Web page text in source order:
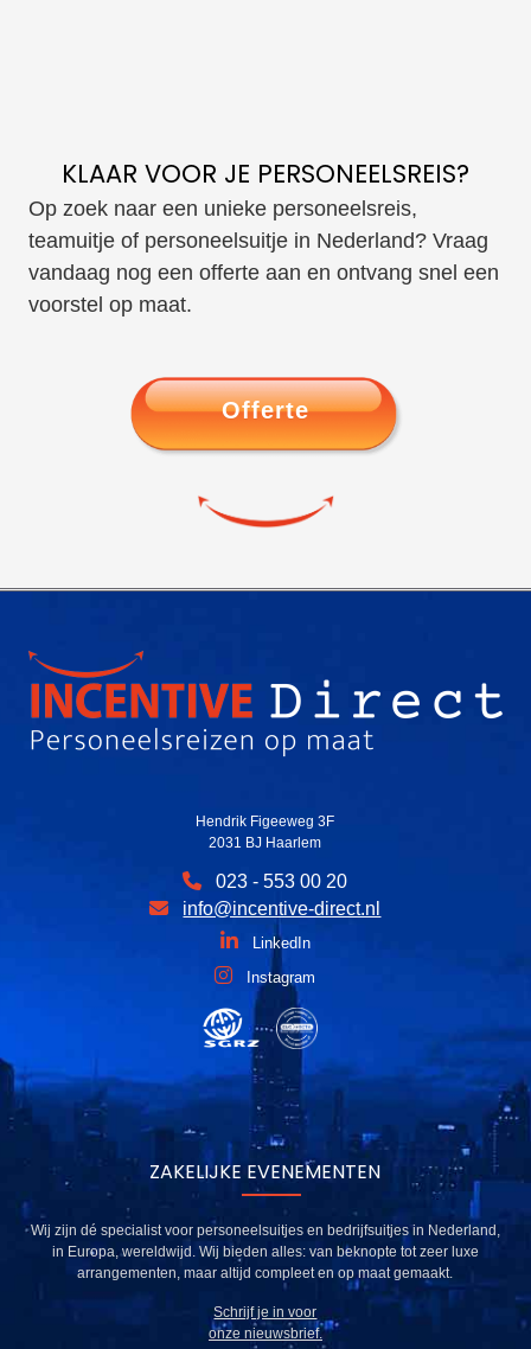
KLAAR VOOR JE PERSONEELSREIS?
Op zoek naar een unieke personeelsreis,
teamuitje of personeelsuitje in Nederland? Vraag
vandaag nog een offerte aan en ontvang snel een
voorstel op maat.
Offerte
Hendrik Figeeweg 3F
2031 BJ Haarlem
023 - 553 00 20
info@incentive-direct.nl
LinkedIn
Instagram
ZAKELIJKE EVENEMENTEN
Wij zijn dé specialist voor personeelsuitjes en bedrijfsuitjes in Nederland,
in Europa, wereldwijd. Wij bieden alles: van beknopte tot zeer luxe
arrangementen, maar altijd compleet en op maat gemaakt.
Schrijf je in voor
onze nieuwsbrief.